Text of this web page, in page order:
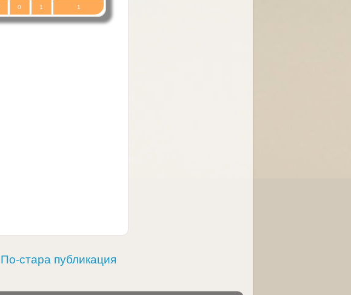
0 1 1
По-стара публикация